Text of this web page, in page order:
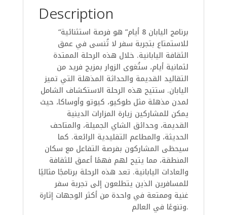
Description
“برنامج اليابان 8 أيام” هو فرصة استثنائية
للاستمتاع بتجربة سفر لا تُنسى في عمق
الثقافة اليابانية. خلال هذه الرحلة الممتدة
لثمانية أيام، ستُغوى الزوار بمزيج فريد من
التقاليد القديمة والحداثة المذهلة التي تميز
اليابان. ستتيح هذه الرحلة الاستكشاف الشامل
لمدن مذهلة مثل طوكيو، كيوتو وأوساكا، حيث
يمكن للمشاركين زيارة المزارات الدينية
القديمة، وحدائق الشاي الجميلة، والمتاحف
الحديثة، والمطاعم التقليدية الرائعة. كما
سيحظى المشاركون بفرصة التفاعل مع سكان
المنطقة، مما يتيح لهم فهمًا أعمق للثقافة
والعادات اليابانية. تعد هذه الرحلة برنامجًا مثاليًا
للمسافرين الذين يتطلعون إلى تجربة سفر
غنية وممتعة في واحدة من أكثر الوجهات إثارة
وتنوعًا في العالم.